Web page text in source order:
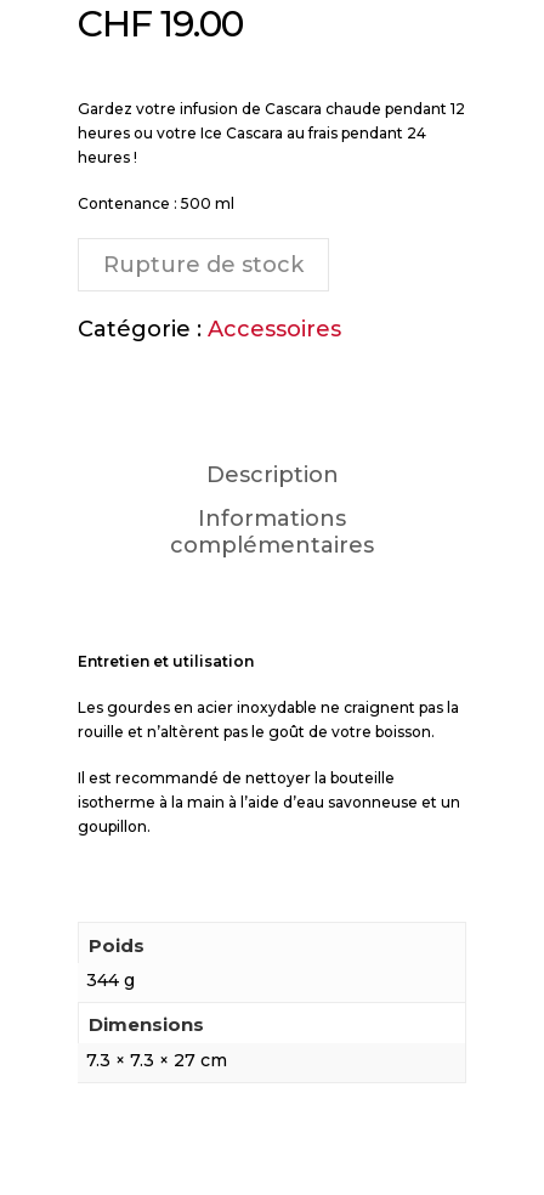
CHF19.00
Gardez votre infusion de Cascara chaude pendant 12
heures ou votre Ice Cascara au frais pendant 24
heures !
Contenance : 500 ml
Rupture de stock
Catégorie : Accessoires
Description
Informations
complémentaires
Entretien et utilisation
Les gourdes en acier inoxydable ne craignent pas la
rouille et n’altèrent pas le goût de votre boisson.
Il est recommandé de nettoyer la bouteille
isotherme à la main à l’aide d’eau savonneuse et un
goupillon.
Poids
344 g
Dimensions
7.3 × 7.3 × 27 cm